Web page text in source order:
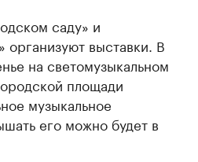
саду» и
организуют выставки. В
на светомузыкальном
площади
музыкальное
его можно будет в